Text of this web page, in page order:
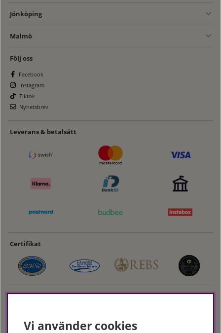
Jönköping
Malmö
Följ oss
Facebook
Instagram
Tiktok
Nyhetsbrev
Leverans & betalsätt
Certifikat
Vi använder cookies